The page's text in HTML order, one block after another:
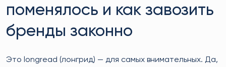
поменялось и как завозить
бренды законно
Это longread (лонгрид) — для самых внимательных. Да,